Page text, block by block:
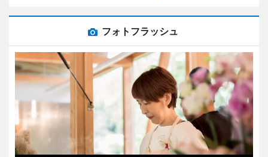
フォトフラッシュ